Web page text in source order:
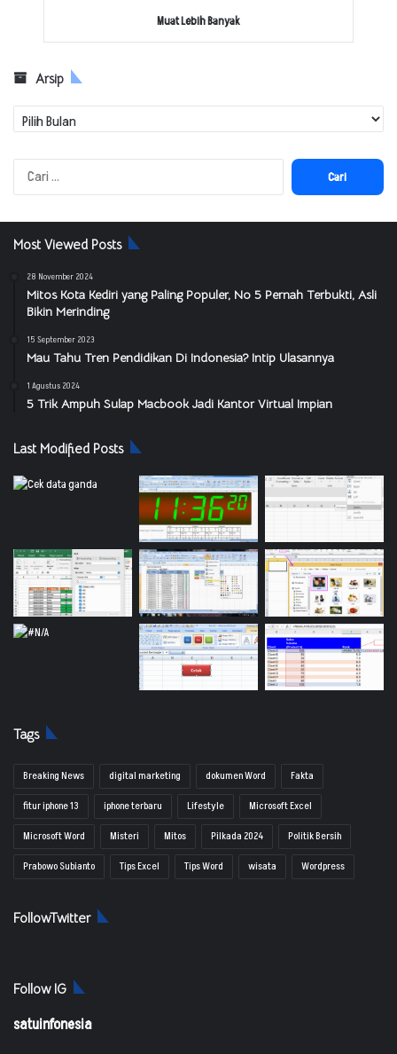
Muat Lebih Banyak
Arsip
Cari
untuk:
Most Viewed Posts
28 November 2024
Mitos Kota Kediri yang Paling Populer, No 5 Pernah Terbukti, Asli
Bikin Merinding
15 September 2023
Mau Tahu Tren Pendidikan Di Indonesia? Intip Ulasannya
1 Agustus 2024
5 Trik Ampuh Sulap Macbook Jadi Kantor Virtual Impian
Last Modified Posts
Tags
Breaking News digital marketing dokumen Word
Fakta
fitur iphone 13
iphone terbaru Lifestyle
Microsoft Excel
Microsoft Word
Misteri Mitos Pilkada 2024
Politik Bersih
Prabowo Subianto
Tips Excel Tips Word wisata Wordpress
FollowTwitter
Follow IG
satuinfonesia